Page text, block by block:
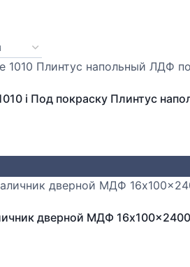
i Под покраску Плинтус
дверной МДФ 16x100x2400